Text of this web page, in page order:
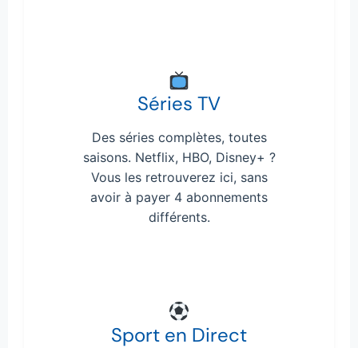
Séries TV
Des séries complètes, toutes
saisons. Netflix, HBO, Disney+ ?
Vous les retrouverez ici, sans
avoir à payer 4 abonnements
différents.
Sport en Direct